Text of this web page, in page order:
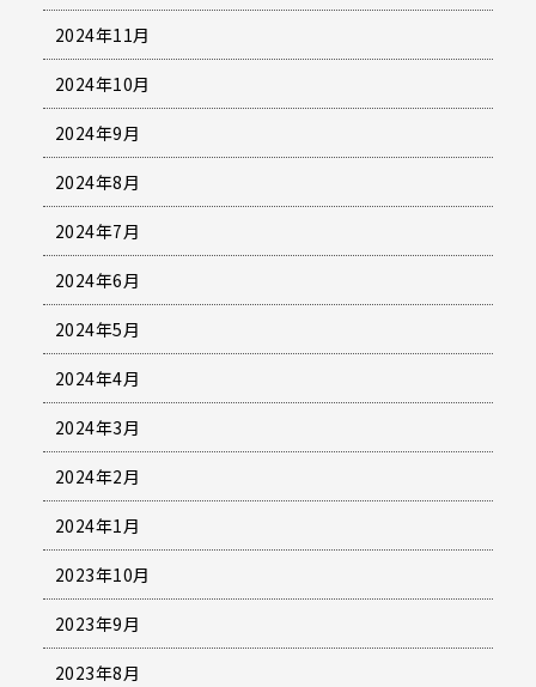
2024年11月
2024年10月
2024年9月
2024年8月
2024年7月
2024年6月
2024年5月
2024年4月
2024年3月
2024年2月
2024年1月
2023年10月
2023年9月
2023年8月